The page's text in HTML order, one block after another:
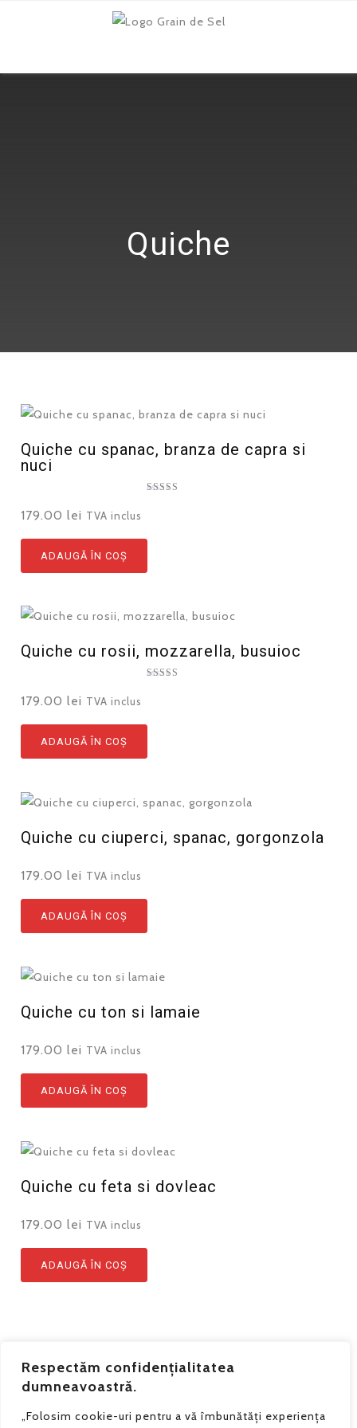
Respectăm confidențialitatea
dumneavoastră.
„Folosim cookie-uri pentru a vă îmbunătăți experiența
Quiche
Quiche cu spanac, branza de capra si
nuci
179.00lei TVA inclus
ADAUGĂ ÎN COȘ
Quiche cu rosii, mozzarella, busuioc
179.00lei TVA inclus
ADAUGĂ ÎN COȘ
Quiche cu ciuperci, spanac, gorgonzola
179.00lei TVA inclus
ADAUGĂ ÎN COȘ
Quiche cu ton si lamaie
179.00lei TVA inclus
ADAUGĂ ÎN COȘ
Quiche cu feta si dovleac
179.00lei TVA inclus
ADAUGĂ ÎN COȘ